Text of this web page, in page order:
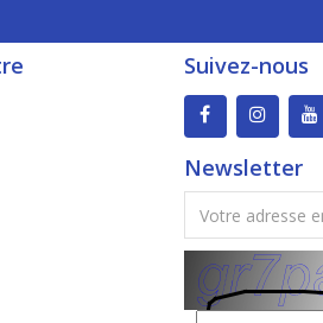
Suivez-nous
Newsletter